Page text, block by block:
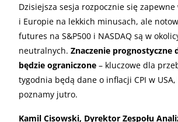
Dzisiejsza sesja rozpocznie się zapewne
i Europie na lekkich minusach, ale
futures na S&P500 i NASDAQ są w
neutralnych. Znaczenie prognostyczne
będzie ograniczone – kluczowe dla
tygodnia będą dane o inflacji CPI w
poznamy jutro.
Kamil Cisowski, Dyrektor Zespołu